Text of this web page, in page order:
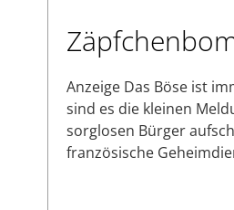
Anzeige Das Böse ist
sind es die kleinen
sorglosen Bürger
französische